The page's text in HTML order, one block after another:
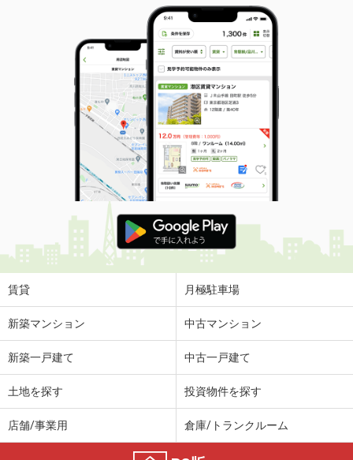
賃貸 月極駐車場
新築マンション 中古マンション
新築一戸建て 中古一戸建て
土地を探す 投資物件を探す
店舗/事業用 倉庫/トランクルーム